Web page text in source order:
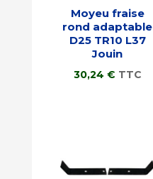
Moyeu fraise
rond adaptable
D25 TR10 L37
Jouin
30,24 € TTC